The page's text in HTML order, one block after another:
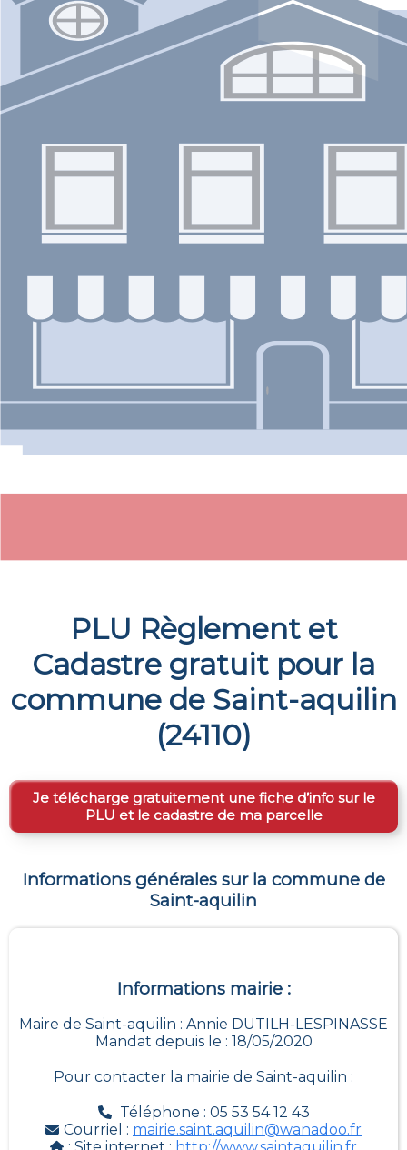
PLU Règlement et
Cadastre gratuit pour la
commune de Saint-aquilin
(24110)
Je télécharge gratuitement une fiche d’info sur le
PLU et le cadastre de ma parcelle
Informations générales sur la commune de
Saint-aquilin
Informations mairie :
Maire de Saint-aquilin : Annie DUTILH-LESPINASSE
Mandat depuis le : 18/05/2020
Pour contacter la mairie de Saint-aquilin :
Téléphone : 05 53 54 12 43
Courriel : mairie.saint.aquilin@wanadoo.fr